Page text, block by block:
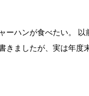
ーハンが食べたい。
きましたが、実は年度